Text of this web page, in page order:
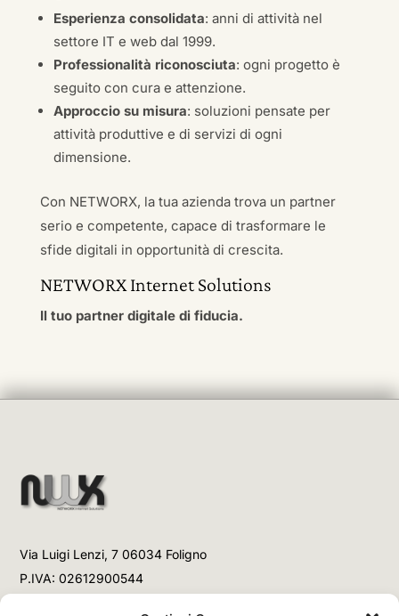
Esperienza consolidata: anni di attività nel
settore IT e web dal 1999.
Professionalità riconosciuta: ogni progetto è
seguito con cura e attenzione.
Approccio su misura: soluzioni pensate per
attività produttive e di servizi di ogni
dimensione.
Con NETWORX, la tua azienda trova un partner
serio e competente, capace di trasformare le
sfide digitali in opportunità di crescita.
NETWORX Internet Solutions
Il tuo partner digitale di fiducia.
Via Luigi Lenzi, 7 06034 Foligno
P.IVA: 02612900544